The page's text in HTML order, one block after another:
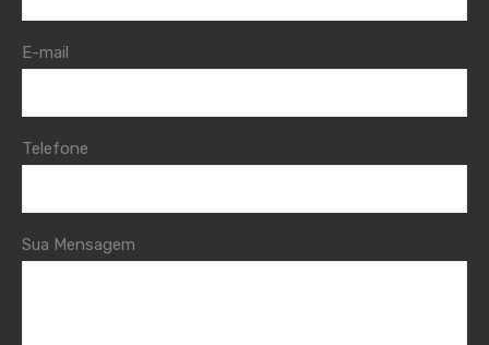
E-mail
Telefone
Sua Mensagem